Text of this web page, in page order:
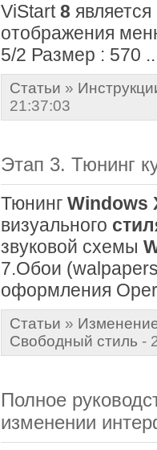
ViStart8
отображения
5/2 Размер : 570
Статьи »
21:37:03
Этап 3. Тюнинг
Тюнинг Windows
визуального
звуковой схемы
7.Обои
оформления
Статьи »
Свободный стиль -
Полное
изменении